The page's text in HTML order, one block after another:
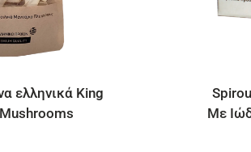
Spiroulina PLATENSIS Σκόνη
Με Ιώδιο | 20 φακελάκια των